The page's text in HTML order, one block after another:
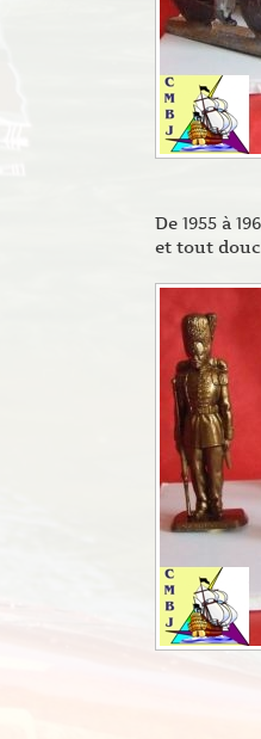
De 1955 à
et tout